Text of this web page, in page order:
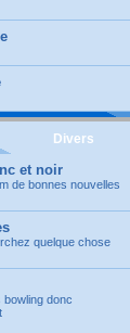
Divers
et noir
de bonnes nouvelles
quelque chose
bowling donc